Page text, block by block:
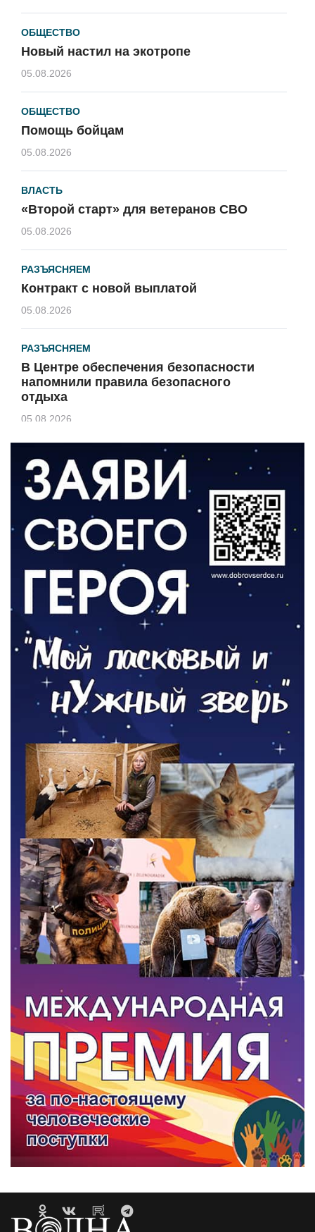
ОБЩЕСТВО
Новый настил на экотропе
05.08.2026
ОБЩЕСТВО
Помощь бойцам
05.08.2026
ВЛАСТЬ
«Второй старт» для ветеранов СВО
05.08.2026
РАЗЪЯСНЯЕМ
Контракт с новой выплатой
05.08.2026
РАЗЪЯСНЯЕМ
В Центре обеспечения безопасности
напомнили правила безопасного
отдыха
05.08.2026
КУЛЬТУРА
Афиша Зеленоградска
04.08.2026
РАЗЪЯСНЯЕМ
Борьба с борщевиком продолжается
04.08.2026